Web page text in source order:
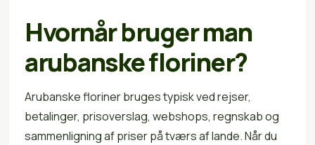
Hvornår bruger man
arubanske floriner?
Arubanske floriner bruges typisk ved rejser,
betalinger, prisoverslag, webshops, regnskab og
sammenligning af priser på tværs af lande. Når du